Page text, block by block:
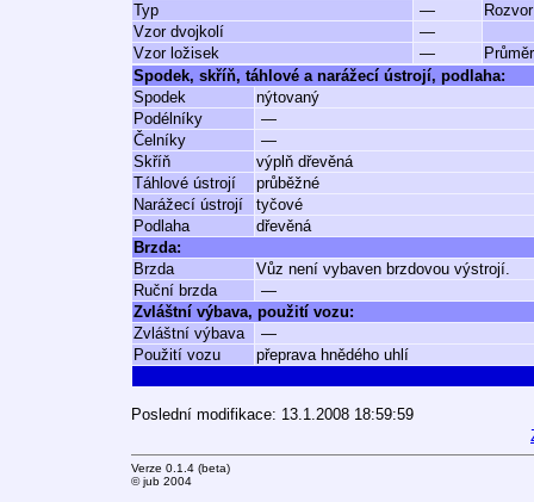
Typ
—
Vzor dvojkolí
—
Vzor ložisek
—
Spodek, skříň, táhlové a narážecí ústrojí, podlaha:
Spodek
nýtovaný
Podélníky
—
Čelníky
—
Skříň
výplň dřevěná
Táhlové ústrojí
průběžné
Narážecí ústrojí
tyčové
Podlaha
dřevěná
Brzda:
Brzda
Vůz není vybaven brzdovou výstrojí.
Ruční brzda
—
Zvláštní výbava, použití vozu:
Zvláštní výbava
—
Použití vozu
přeprava hnědého uhlí
Poslední modifikace: 13.1.2008 18:59:59
Verze 0.1.4 (beta)
© jub 2004